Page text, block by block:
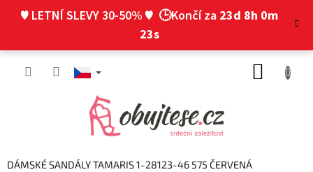
♥ LETNÍ SLEVY 30-50% ♥ 🕒Končí za 23d 8h 0m
22s
DÁMSKÉ SANDÁLY TAMARIS 1-28123-46 575 ČERVENÁ